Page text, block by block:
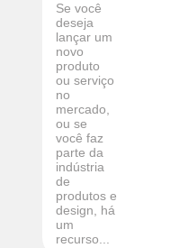
Se você
deseja
lançar um
novo
produto
ou serviço
no
mercado,
ou se
você faz
parte da
indústria
de
produtos e
design, há
um
recurso...